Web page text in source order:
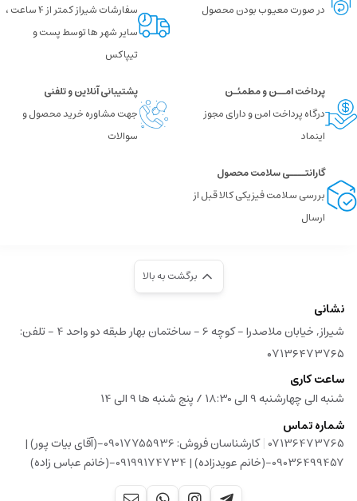
در صورت معیوب بودن محصول
سفارشات شیراز کمتر از 4 ساعت ،
سایر شهر ها توسط پست و
تیپاکس
پرداخت امــن و مطمئـن
درگاه پرداخت امن و دارای مجوز
اینماد
پشتیبانی آنلاین و تلفنی
جهت مشاوره خرید محصول و
سوالات
گارانتــــی سلامت محصول
بررسی سلامت فیزیکی کالا قبل از
ارسال
برگشت به بالا
نشانی
شیراز, خیابان ملاصدرا - کوچه 6 - ساختمان بهار طبقه دو واحد 4 - تلفن:
۰۷۱۳۶۴۷۳۷۶۵
ساعت کاری
شنبه الی چهارشنبه 9 الی 18:30 / پنج شنبه ها 9 الی 14
شماره تماس
07136473765
|
کارشناسان فروش: 09017755936-(آقای بیات پور) |
09036499457-(خانم عویدزاده) | 09199174734-(خانم عباس زاده)